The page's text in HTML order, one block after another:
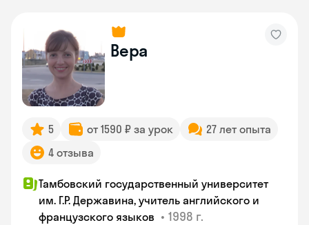
Вера
5 от 1590 ₽ за урок
27 лет опыта
4 отзыва
Тамбовский государственный университет
им. Г.Р. Державина, учитель английского и
французского языков • 1998 г.